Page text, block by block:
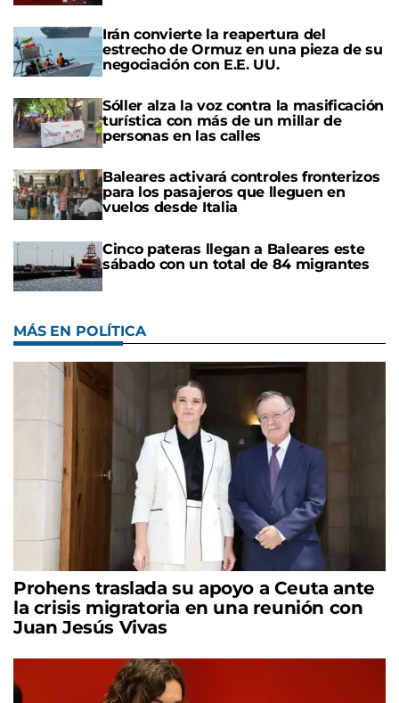
Irán convierte la reapertura del
estrecho de Ormuz en una pieza de su
negociación con E.E. UU.
Sóller alza la voz contra la masificación
turística con más de un millar de
personas en las calles
Baleares activará controles fronterizos
para los pasajeros que lleguen en
vuelos desde Italia
Cinco pateras llegan a Baleares este
sábado con un total de 84 migrantes
MÁS EN POLÍTICA
Prohens traslada su apoyo a Ceuta ante
la crisis migratoria en una reunión con
Juan Jesús Vivas